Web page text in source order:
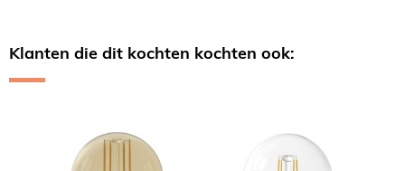
Klanten die dit kochten kochten ook: